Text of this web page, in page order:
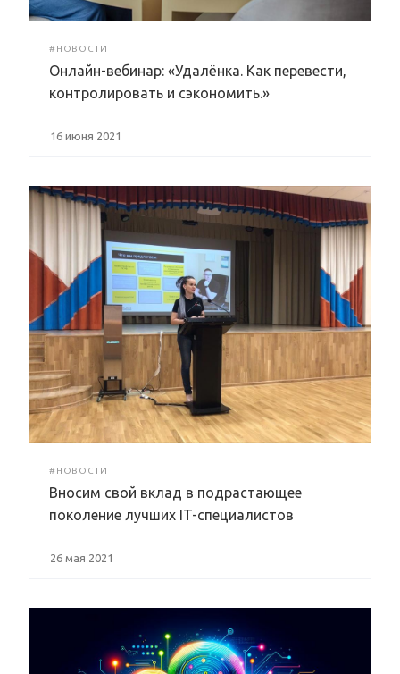
#НОВОСТИ
Онлайн-вебинар: «Удалёнка. Как перевести,
контролировать и сэкономить.»
16 июня 2021
#НОВОСТИ
Вносим свой вклад в подрастающее
поколение лучших IT-специалистов
26 мая 2021